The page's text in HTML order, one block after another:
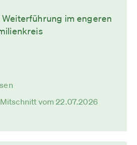
im engeren
Mitschnitt vom 22.07.2026